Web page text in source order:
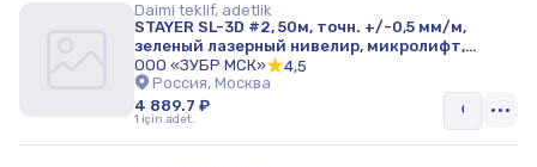
Daimi teklif, adetlik
STAYER SL-3D #2, 50м, точн. +/-0,5 мм/м,
зеленый лазерный нивелир, микролифт,
держатель (34963-2)
ООО «ЗУБР МСК»
4,5
Россия, Москва
4 889.7 ₽
1 için adet.